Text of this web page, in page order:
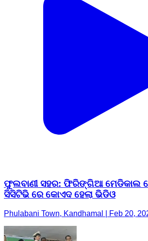
ଫୁଲବାଣୀ ସହର: ଫିରିଙ୍ଗିଆ ମେଡିକାଲ
ସିସିଟିଭି ରେ କୋଏଦ ହେଲା ଭିଡିଓ
Phulabani Town, Kandhamal | Feb 20,